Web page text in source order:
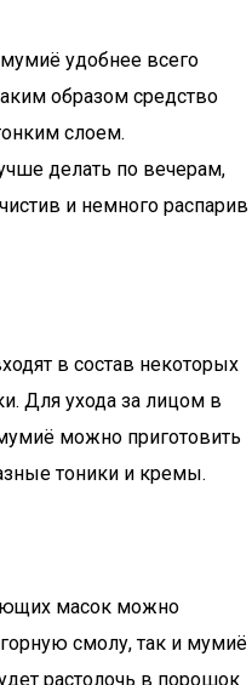
удобнее всего
образом средство
слоем.
делать по вечерам,
и немного распарив
в состав некоторых
Для ухода за лицом в
можно приготовить
тоники и кремы.
масок можно
смолу, так и мумиё
растолочь в порошок